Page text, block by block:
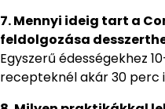
7. Mennyi ideig tart a
feldolgozása
Egyszerű édességekhez
recepteknél akár 30 perc